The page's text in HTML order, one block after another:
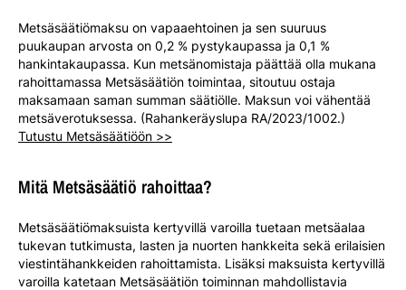
Metsäsäätiömaksu on vapaaehtoinen ja sen suuruus
puukaupan arvosta on 0,2 % pystykaupassa ja 0,1 %
hankintakaupassa. Kun metsänomistaja päättää olla mukana
rahoittamassa Metsäsäätiön toimintaa, sitoutuu ostaja
maksamaan saman summan säätiölle. Maksun voi vähentää
metsäverotuksessa. (Rahankeräyslupa RA/2023/1002.)
Tutustu Metsäsäätiöön >>
Mitä Metsäsäätiö rahoittaa?
Metsäsäätiömaksuista kertyvillä varoilla tuetaan metsäalaa
tukevan tutkimusta, lasten ja nuorten hankkeita sekä erilaisien
viestintähankkeiden rahoittamista. Lisäksi maksuista kertyvillä
varoilla katetaan Metsäsäätiön toiminnan mahdollistavia